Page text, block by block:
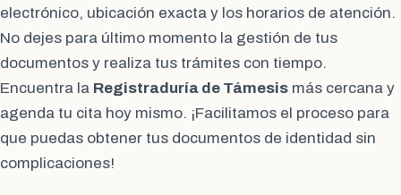
electrónico, ubicación exacta y los horarios de atención.
No dejes para último momento la gestión de tus
documentos y realiza tus trámites con tiempo.
Encuentra la Registraduría de Támesis más cercana y
agenda tu cita hoy mismo. ¡Facilitamos el proceso para
que puedas obtener tus documentos de identidad sin
complicaciones!